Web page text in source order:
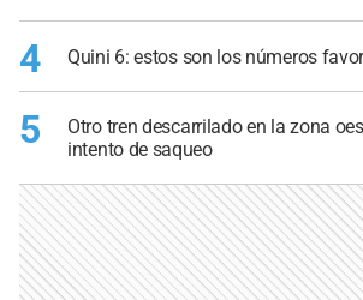
4 Quini 6: estos son los números
5
Otro tren descarrilado en la zona
intento de saqueo